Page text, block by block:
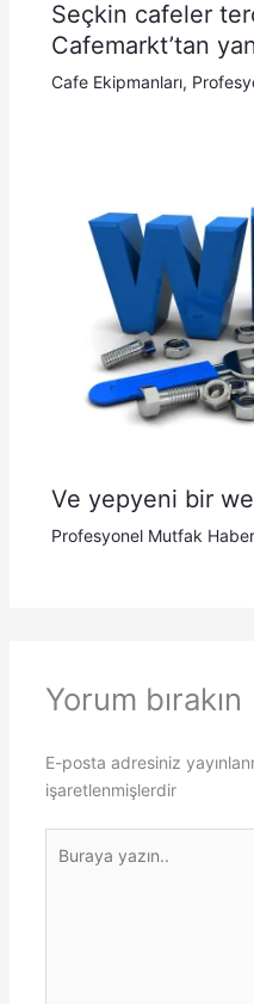
Seçkin cafeler
Cafemarkt’tan
Cafe Ekipmanları,
Ve yepyeni bir
Profesyonel Mutfak
Yorum bırakın
E-posta adresiniz
işaretlenmişlerdir
yazın..